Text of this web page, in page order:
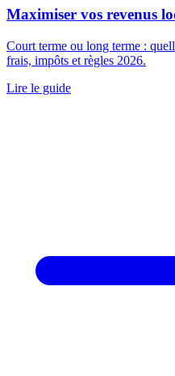
Maximiser vos revenus
Court terme ou long terme :
frais, impôts et règles 2026.
Lire le guide